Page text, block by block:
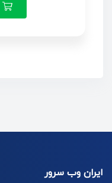
ایران وب سرور